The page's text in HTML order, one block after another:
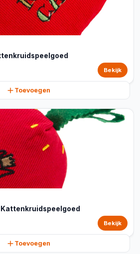
Bekijk
Toevoegen
Bekijk
Toevoegen